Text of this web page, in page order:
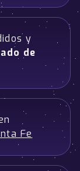
y
de
Fe